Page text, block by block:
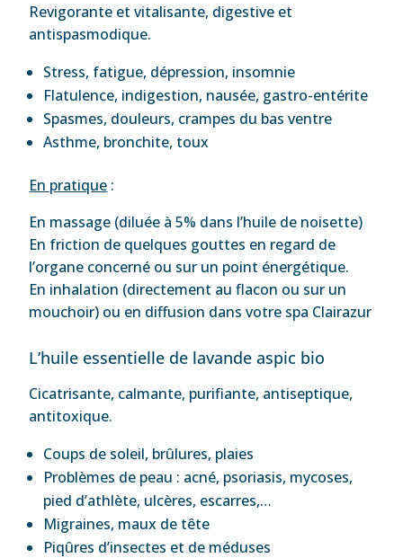
Revigorante et vitalisante, digestive et
antispasmodique.
Stress, fatigue, dépression, insomnie
Flatulence, indigestion, nausée, gastro-entérite
Spasmes, douleurs, crampes du bas ventre
Asthme, bronchite, toux
En pratique :
En massage (diluée à 5% dans l’huile de noisette)
En friction de quelques gouttes en regard de
l’organe concerné ou sur un point énergétique.
En inhalation (directement au flacon ou sur un
mouchoir) ou en diffusion dans votre spa Clairazur
L’huile essentielle de lavande aspic bio
Cicatrisante, calmante, purifiante, antiseptique,
antitoxique.
Coups de soleil, brûlures, plaies
Problèmes de peau : acné, psoriasis, mycoses,
pied d’athlète, ulcères, escarres,…
Migraines, maux de tête
Piqûres d’insectes et de méduses